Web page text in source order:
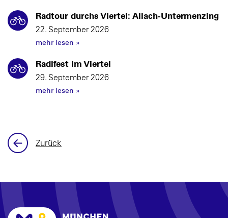
Radtour durchs Viertel: Allach-Untermenzing
22. September 2026
mehr lesen »
Radlfest im Viertel
29. September 2026
mehr lesen »
Zurück